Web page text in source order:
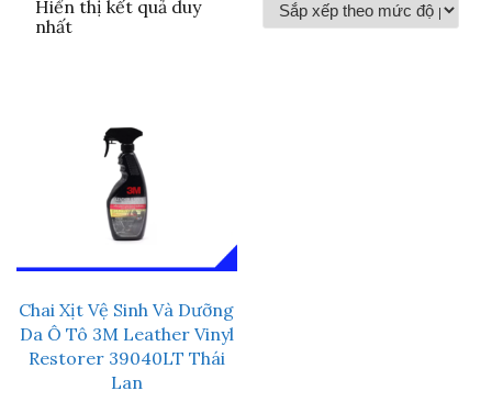
Hiển thị kết quả duy
nhất
Chai Xịt Vệ Sinh Và Dưỡng
Da Ô Tô 3M Leather Vinyl
Restorer 39040LT Thái
Lan